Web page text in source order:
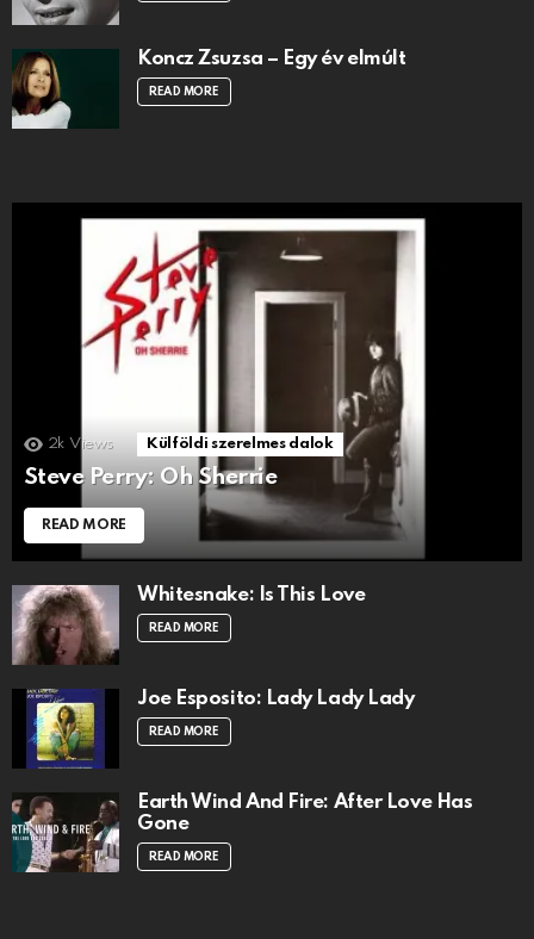
Koncz Zsuzsa – Egy év elmúlt
READ MORE
2k Views Külföldi szerelmes dalok
Steve Perry: Oh Sherrie
READ MORE
Whitesnake: Is This Love
READ MORE
Joe Esposito: Lady Lady Lady
READ MORE
Earth Wind And Fire: After Love Has
Gone
READ MORE